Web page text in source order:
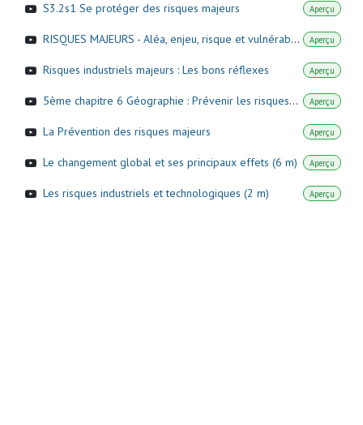
S3.2s1 Se protéger des risques majeurs Aperçu
RISQUES MAJEURS - Aléa, enjeu, risque et vulnérabilité - GEO - 5e Aperçu
Risques industriels majeurs : Les bons réflexes Aperçu
5ème chapitre 6 Géographie : Prévenir les risques industriels et technologiques Aperçu
La Prévention des risques majeurs Aperçu
Le changement global et ses principaux effets (6 m) Aperçu
Les risques industriels et technologiques (2 m) Aperçu